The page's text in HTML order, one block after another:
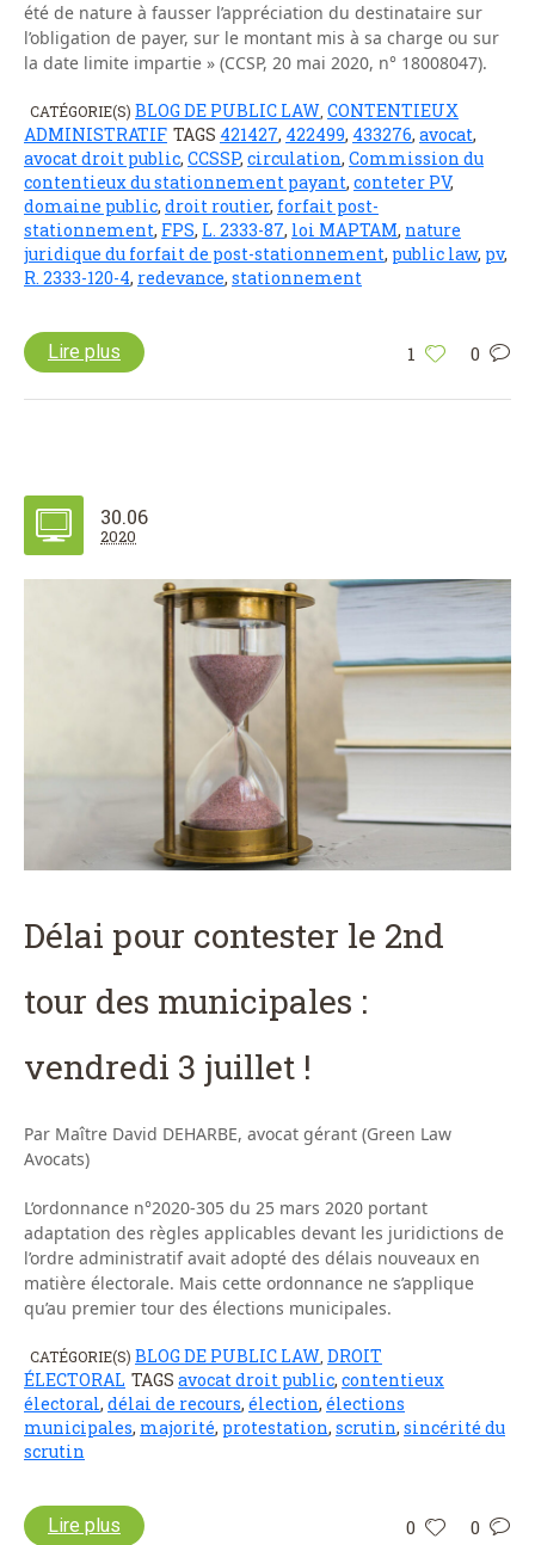
été de nature à fausser l’appréciation du destinataire sur
l’obligation de payer, sur le montant mis à sa charge ou sur
la date limite impartie » (CCSP, 20 mai 2020, n° 18008047).
CATÉGORIE(S) BLOG DE PUBLIC LAW CONTENTIEUX
ADMINISTRATIF TAGS 421427, 422499, 433276, avocat,
avocat droit public, CCSSP, circulation, Commission du
contentieux du stationnement payant, conteter PV,
domaine public, droit routier, forfait post-
stationnement, FPS, L. 2333-87, loi MAPTAM, nature
juridique du forfait de post-stationnement, public law, pv,
R. 2333-120-4, redevance, stationnement
1 0
Lire plus
30.06
2020
Délai pour contester le 2nd
tour des municipales :
vendredi 3 juillet !
Par Maître David DEHARBE, avocat gérant (Green Law
Avocats)
L’ordonnance n°2020-305 du 25 mars 2020 portant
adaptation des règles applicables devant les juridictions de
l’ordre administratif avait adopté des délais nouveaux en
matière électorale. Mais cette ordonnance ne s’applique
qu’au premier tour des élections municipales.
CATÉGORIE(S) BLOG DE PUBLIC LAW, DROIT
ÉLECTORAL TAGS avocat droit public, contentieux
électoral, délai de recours, élection, élections
municipales, majorité, protestation, scrutin, sincérité du
scrutin
0 0
Lire plus